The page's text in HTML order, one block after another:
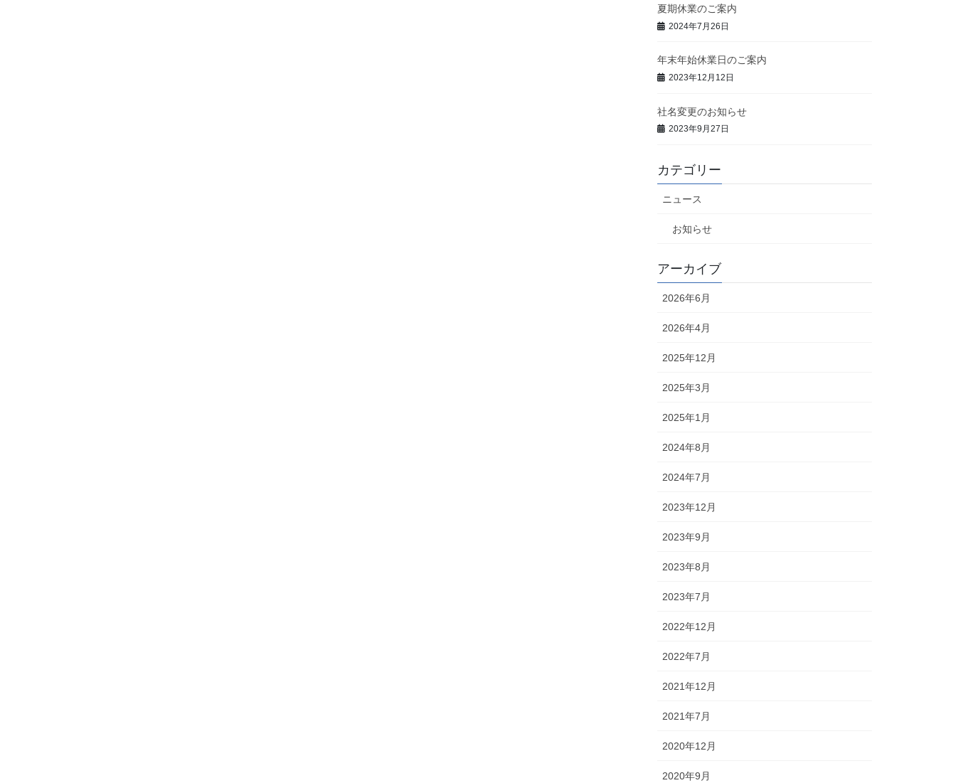
夏期休業のご案内
2024年7月26日
年末年始休業日のご案内
2023年12月12日
社名変更のお知らせ
2023年9月27日
カテゴリー
ニュース
お知らせ
アーカイブ
2026年6月
2026年4月
2025年12月
2025年3月
2025年1月
2024年8月
2024年7月
2023年12月
2023年9月
2023年8月
2023年7月
2022年12月
2022年7月
2021年12月
2021年7月
2020年12月
2020年9月